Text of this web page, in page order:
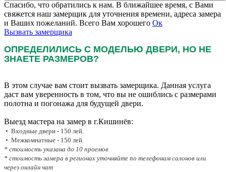
Спасибо, что обратились к нам. В ближайшее время, с Вами
свяжется наш замерщик для уточнения времени, адреса замера
и Ваших пожеланий. Всего Вам хорошего Ок
Вызвать замерщика
ОПРЕДЕЛИЛИСЬ С МОДЕЛЬЮ ДВЕРИ, НО НЕ
ЗНАЕТЕ РАЗМЕРОВ?
В этом случае вам стоит вызвать замерщика. Данная услуга
даст вам уверенность в том, что вы не ошиблись с размерами
полотна и погонажа для будущей двери.
Выезд мастера на замер в г.Кишинёв:
• Входные двери - 150 лей.
• Межкомнатные - 150 лей.
* стоимость указана до 10 проемов
* стоимость замера в регионах уточняйте по телефонам салонов или
через онлайн чат